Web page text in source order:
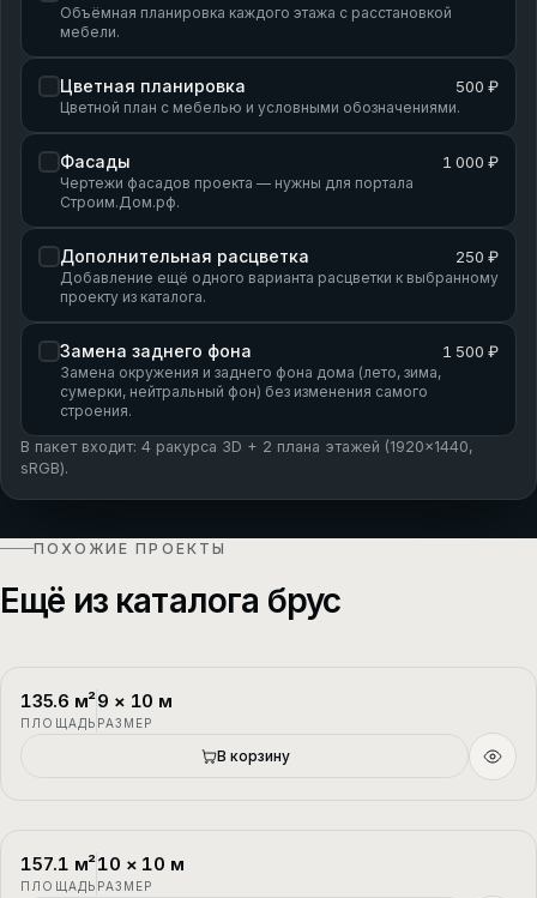
Объёмная планировка каждого этажа с расстановкой
мебели.
Цветная планировка 500 ₽
Цветной план с мебелью и условными обозначениями.
Фасады 1 000 ₽
Чертежи фасадов проекта — нужны для портала
Строим.Дом.рф.
Дополнительная расцветка 250 ₽
Добавление ещё одного варианта расцветки к выбранному
проекту из каталога.
Замена заднего фона 1 500 ₽
Замена окружения и заднего фона дома (лето, зима,
сумерки, нейтральный фон) без изменения самого
строения.
В пакет входит: 4 ракурса 3D + 2 плана этажей (1920×1440,
sRGB).
ПОХОЖИЕ ПРОЕКТЫ
Ещё из каталога брус
П-1
135.6 м²
ПЛОЩАДЬ
9 × 10 м
РАЗМЕР
В корзину
П-2
157.1 м²
ПЛОЩАДЬ
10 × 10 м
РАЗМЕР